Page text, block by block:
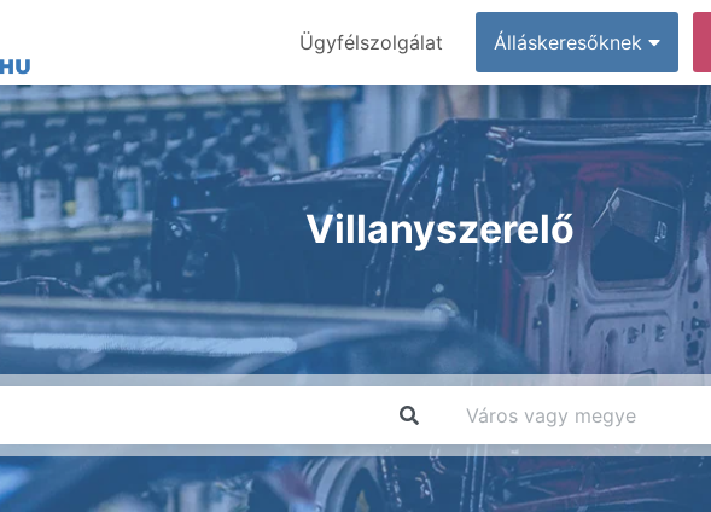
Ügyfélszolgálat Álláskeresőknek
Villanyszerelő